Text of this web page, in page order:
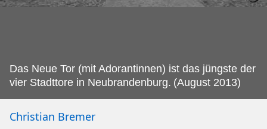
Das Neue Tor (mit Adorantinnen) ist das jüngste der
vier Stadttore in Neubrandenburg. (August 2013)
Christian Bremer